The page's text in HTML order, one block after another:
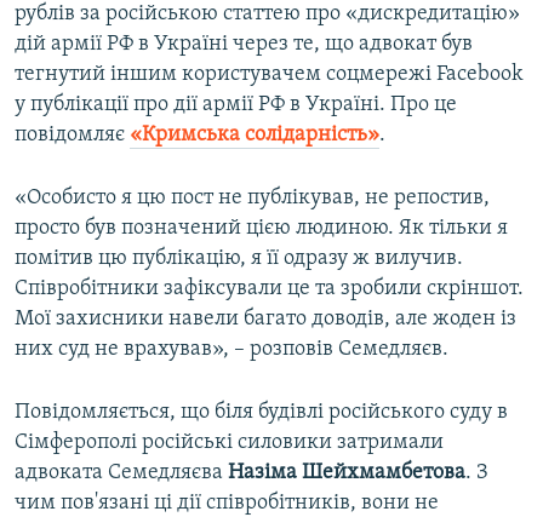
рублів за російською статтею про «дискредитацію»
дій армії РФ в Україні через те, що адвокат був
тегнутий іншим користувачем соцмережі Facebook
у публікації про дії армії РФ в Україні. Про це
повідомляє «Кримська солідарність».
«Особисто я цю пост не публікував, не репостив,
просто був позначений цією людиною. Як тільки я
помітив цю публікацію, я її одразу ж вилучив.
Співробітники зафіксували це та зробили скріншот.
Мої захисники навели багато доводів, але жоден із
них суд не врахував», – розповів Семедляєв.
Повідомляється, що біля будівлі російського суду в
Сімферополі російські силовики затримали
адвоката Семедляєва Назіма Шейхмамбетова. З
чим пов'язані ці дії співробітників, вони не